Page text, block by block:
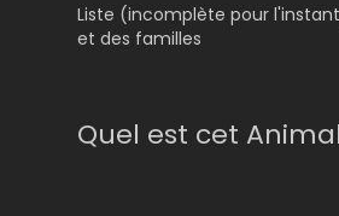
Liste (incomplète pour
et des familles
Quel est cet Animal